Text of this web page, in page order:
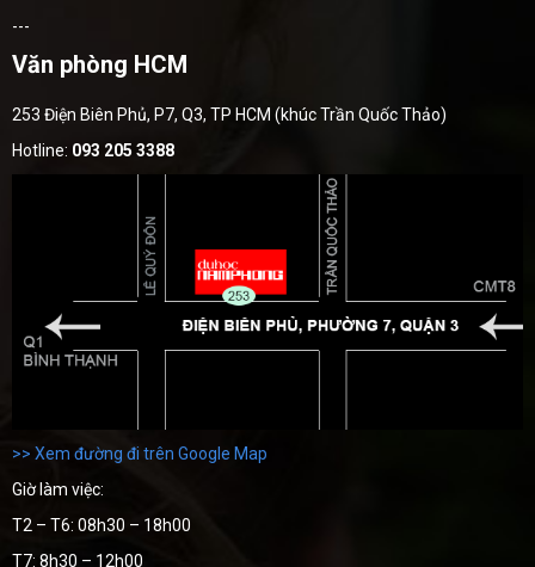
---
Văn phòng HCM
253 Điện Biên Phủ, P7, Q3, TP HCM (khúc Trần Quốc Thảo)
Hotline: 093 205 3388
>> Xem đường đi trên Google Map
Giờ làm việc:
T2 – T6: 08h30 – 18h00
T7: 8h30 – 12h00